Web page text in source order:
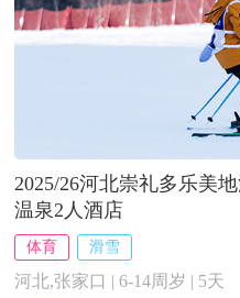
2025/26河北崇礼多乐美
温泉2人酒店
体育 滑雪
河北,张家口 | 6-14周岁 | 5天